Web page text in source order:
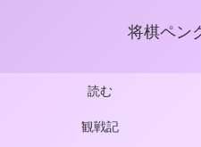
将棋ペン
読む
観戦記